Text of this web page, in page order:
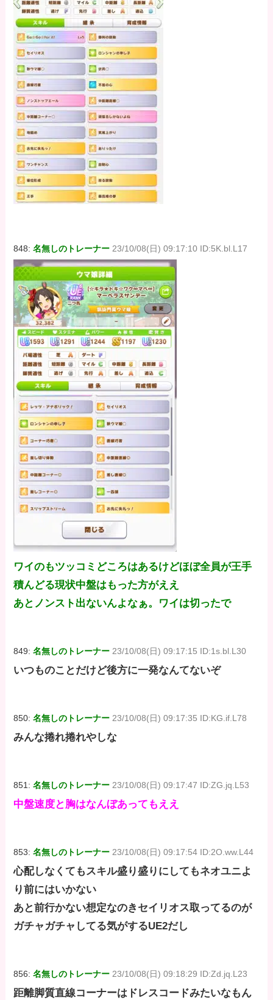
848:名無しのトレーナー 23/10/08(日) 09:17:10 ID:5K.bl.L17
ワイのもツッコミどころはあるけどほぼ全員が王手
積んどる現状中盤はもった方がええ
あとノンスト出ないんよなぁ。ワイは切ったで
849:名無しのトレーナー 23/10/08(日) 09:17:15 ID:1s.bl.L30
いつものことだけど後方に一発なんてないぞ
850:名無しのトレーナー 23/10/08(日) 09:17:35 ID:KG.if.L78
みんな捲れ捲れやしな
851:名無しのトレーナー 23/10/08(日) 09:17:47 ID:ZG.jq.L53
中盤速度と胸はなんぼあってもええ
853:名無しのトレーナー 23/10/08(日) 09:17:54 ID:2O.ww.L44
心配しなくてもスキル盛り盛りにしてもネオユニよ
り前にはいかない
あと前行かない想定なのきセイリオス取ってるのが
ガチャガチャしてる気がするUE2だし
856:名無しのトレーナー 23/10/08(日) 09:18:29 ID:Zd.jq.L23
距離脚質直線コーナーはドレスコードみたいなもん